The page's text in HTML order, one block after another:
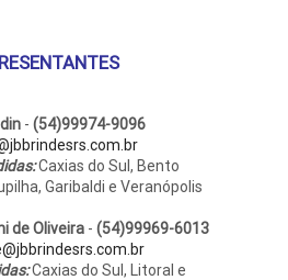
- (54)99974-9096
Caxias do Sul, Bento
Garibaldi e Veranópolis
de Oliveira- (54)99969-6013
Caxias do Sul, Litoral e